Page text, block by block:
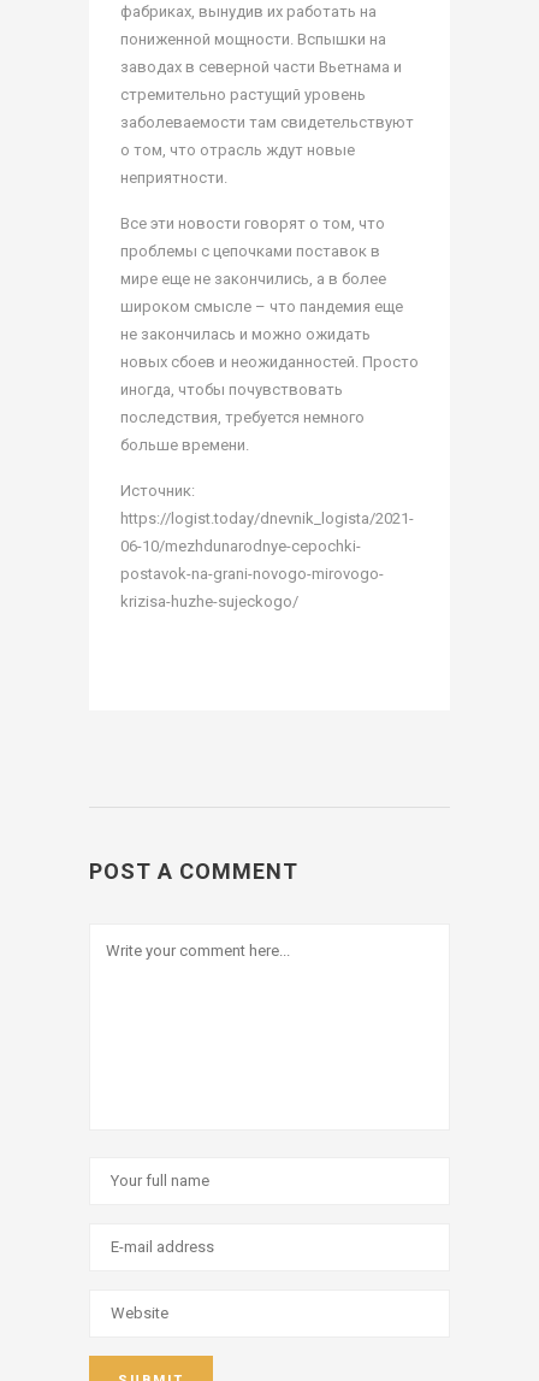
фабриках, вынудив их работать на
пониженной мощности. Вспышки на
заводах в северной части Вьетнама и
стремительно растущий уровень
заболеваемости там свидетельствуют
о том, что отрасль ждут новые
неприятности.
Все эти новости говорят о том, что
проблемы с цепочками поставок в
мире еще не закончились, а в более
широком смысле – что пандемия еще
не закончилась и можно ожидать
новых сбоев и неожиданностей. Просто
иногда, чтобы почувствовать
последствия, требуется немного
больше времени.
Источник:
https://logist.today/dnevnik_logista/2021-
06-10/mezhdunarodnye-cepochki-
postavok-na-grani-novogo-mirovogo-
krizisa-huzhe-sujeckogo/
POST A COMMENT